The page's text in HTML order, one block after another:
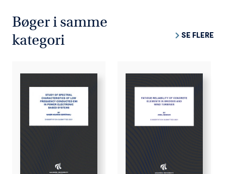
Bøger i samme
kategori
SE FLERE